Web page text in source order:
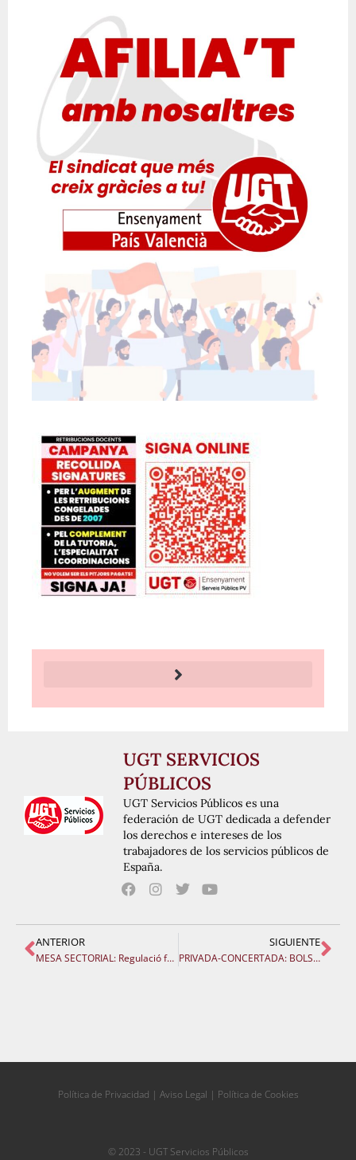
UGT SERVICIOS
PÚBLICOS
UGT Servicios Públicos es una
federación de UGT dedicada a defender
los derechos e intereses de los
trabajadores de los servicios públicos de
España.
ANTERIOR
MESA SECTORIAL: Regulació fase pràctiques. Renovació direccions
SIGUIENTE
PRIVADA-CONCERTADA: BOLSA DE RECOLOCACIÓN, PAM Y CALENDARIO DE NEGOCIACIONES.
Política de Privacidad | Aviso Legal | Política de Cookies
© 2023 - UGT Servicios Públicos